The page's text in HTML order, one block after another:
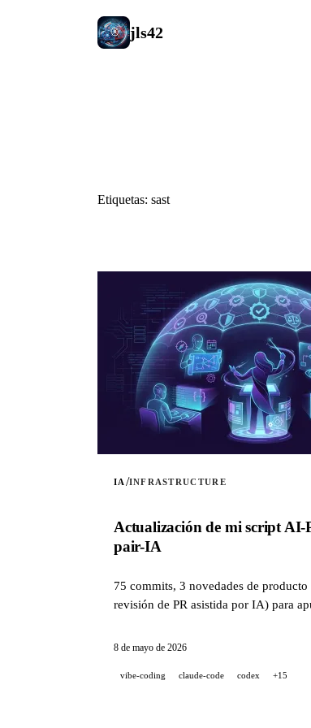
jls42
Etiquetas: sast
IA /INFRASTRUCTURE
Actualización de mi script
pair-IA
75 commits, 3 novedades de
revisión de PR asistida por IA) para
8 de mayo de 2026
vibe-coding claude-code codex +15